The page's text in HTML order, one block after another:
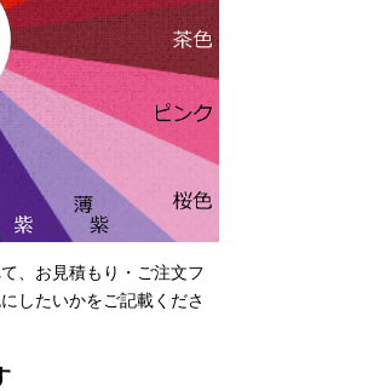
、お見積もり・ご注文フ
したいかをご記載くださ